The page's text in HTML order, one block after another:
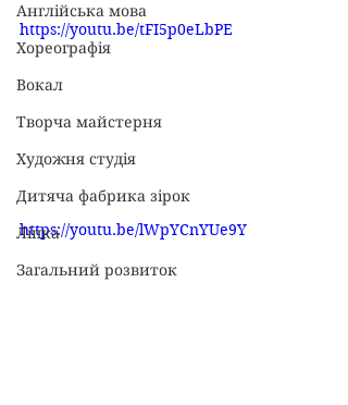
Англійська мова
Хореографія
Вокал
Творча майстерня
Художня студія
Дитяча фабрика зірок
Ліпка
Загальний розвиток
https://youtu.be/tFI5p0eLbPE
https://youtu.be/lWpYCnYUe9Y